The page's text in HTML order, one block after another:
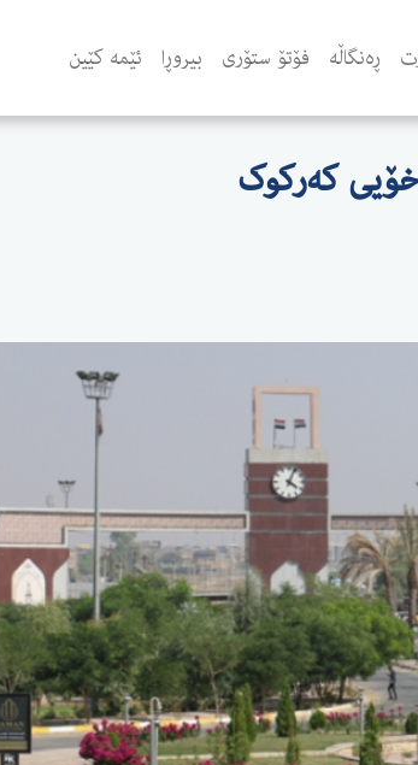
ڕەنگاڵە فۆتۆ ستۆری بیروڕا ئێمە کێین
کەرکوک